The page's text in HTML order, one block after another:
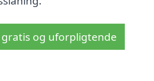
gratis og uforpligtende